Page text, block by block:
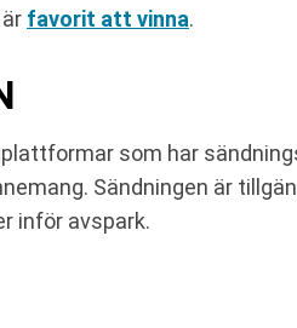
favorit att vinna.
som har
Sändningen är
inför avspark.